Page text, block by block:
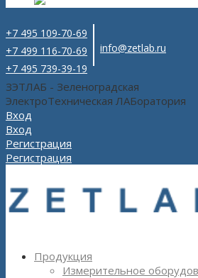
+7 495 109-70-69
+7 499 116-70-69
+7 495 739-39-19
info@zetlab.ru
ЗЭТЛАБ - Зеленоградская
ЭлектроТехническая ЛАБоратория
Вход
Вход
Регистрация
Регистрация
Продукция
Измерительное